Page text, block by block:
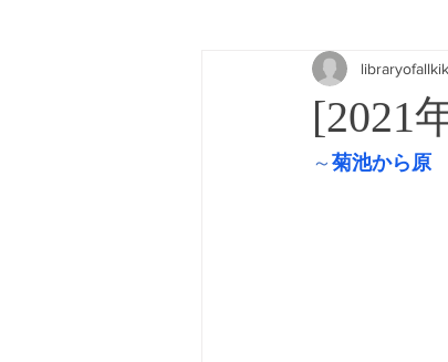
[2021
～ 菊池から原